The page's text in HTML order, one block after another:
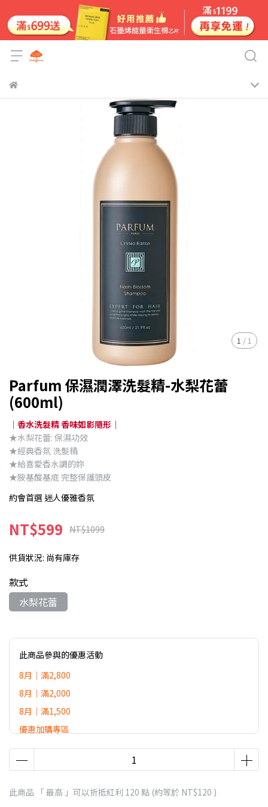
1 / 1
Parfum 保濕潤澤洗髮精-水梨花蕾
(600ml)
｜香水洗髮精 香味如影隨形｜
★水梨花蕾: 保濕功效
★經典香氛 洗髮精
★給喜愛香水調的妳
★胺基酸基底 完整保護頭皮
約會首選 迷人優雅香氛
NT$599 NT$1099
供貨狀況: 尚有庫存
款式
水梨花蕾
此商品參與的優惠活動
8月｜滿2,800
8月｜滿2,000
8月｜滿1,500
優惠加購專區
2026 DR.GAGA 滿額贈活動
此商品 「 最高 」可以折抵紅利 120 點 (約等於 NT$120 )